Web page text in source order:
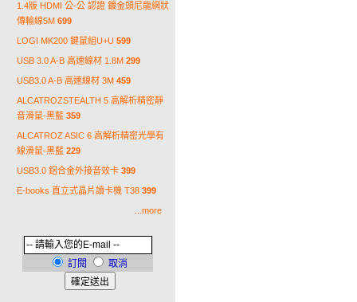
1.4版 HDMI 公-公 認證 鍍金頭尼龍網狀
傳輸線5M 699
LOGI MK200 鍵鼠組U+U 599
USB 3.0 A-B 高速線材 1.8M 299
USB3.0 A-B 高速線材 3M 459
ALCATROZSTEALTH 5 高解析精密靜
音滑鼠-黑藍 359
ALCATROZ ASIC 6 高解析精密光學有
線滑鼠-黑藍 229
USB3.0 鋁合金外接音效卡 399
E-books 直立式晶片讀卡機 T38 399
...more
訂閱 取消